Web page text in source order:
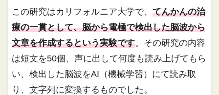
この研究はカリフォルニア大学で、てんかんの治
療の一貫として、脳から電極で検出した脳波から
文章を作成するという実験です。その研究の内容
は短文を50個、声に出して何度も読み上げてもら
い、検出した脳波をAI（機械学習）にて読み取
り、文字列に変換するものでした。